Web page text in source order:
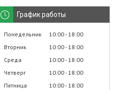
График работы
Понедельник 10:00 18:00
Вторник
10:00 18:00
Среда
10:00 18:00
Четверг
10:00 18:00
Пятница
10:00 18:00